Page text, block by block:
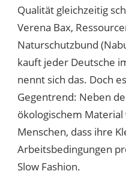
Qualität gleichzeitig
Verena Bax,
Naturschutzbund
kauft jeder Deutsche
nennt sich das. Doch
Gegentrend: Neben
ökologischem
Menschen, dass ihre
Arbeitsbedingungen
Slow Fashion.